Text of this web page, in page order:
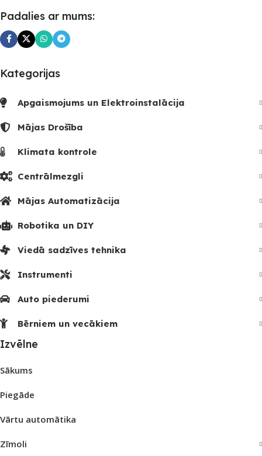
Padalies ar mums:
Kategorijas
Apgaismojums un Elektroinstalācija
Mājas Drošība
Klimata kontrole
Centrālmezgli
Mājas Automatizācija
Robotika un DIY
Viedā sadzīves tehnika
Instrumenti
Auto piederumi
Bērniem un vecākiem
Izvēlne
Sākums
Piegāde
Vārtu automātika
Zīmoli